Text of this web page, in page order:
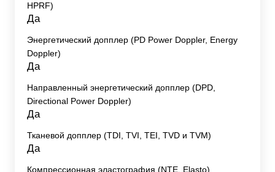
HPRF)
Да
Энергетический допплер (PD Power Doppler, Energy
Doppler)
Да
Направленный энергетический допплер (DPD,
Directional Power Doppler)
Да
Тканевой допплер (TDI, TVI, TEI, TVD и TVM)
Да
Компрессионная эластография (NTE, Elasto)